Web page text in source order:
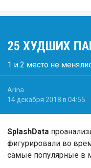
25 ХУДШИХ
1 и 2 место не
Arina
14 декабря 2018 в 04:55
SplashData
фигурировали во
самые популярные в